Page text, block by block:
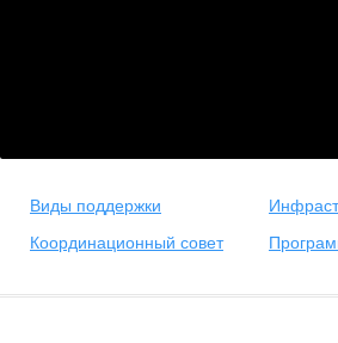
Виды поддержки
Координационный совет